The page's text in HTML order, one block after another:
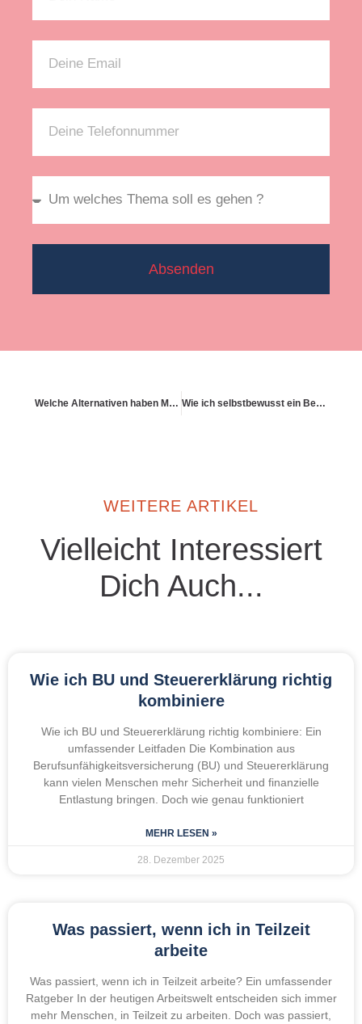
Absenden
Welche Alternativen haben Menschen mit abgelehnter BU? Wie ich selbstbewusst ein Beratungsgespräch führe
WEITERE ARTIKEL
Vielleicht Interessiert
Dich Auch...
Wie ich BU und Steuererklärung richtig
kombiniere
Wie ich BU und Steuererklärung richtig kombiniere: Ein
umfassender Leitfaden Die Kombination aus
Berufsunfähigkeitsversicherung (BU) und Steuererklärung
kann vielen Menschen mehr Sicherheit und finanzielle
Entlastung bringen. Doch wie genau funktioniert
MEHR LESEN »
28. Dezember 2025
Was passiert, wenn ich in Teilzeit
arbeite
Was passiert, wenn ich in Teilzeit arbeite? Ein umfassender
Ratgeber In der heutigen Arbeitswelt entscheiden sich immer
mehr Menschen, in Teilzeit zu arbeiten. Doch was passiert,